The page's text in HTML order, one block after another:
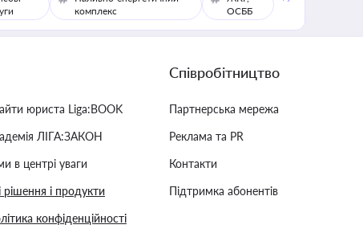
комплекс
ОСББ
юриста Liga:BOOK
ЛІГА:ЗАКОН
в центрі уваги
рішення і продукти
конфіденційності
Співробітництво
Партнерська мережа
Реклама та PR
Контакти
Підтримка абонентів